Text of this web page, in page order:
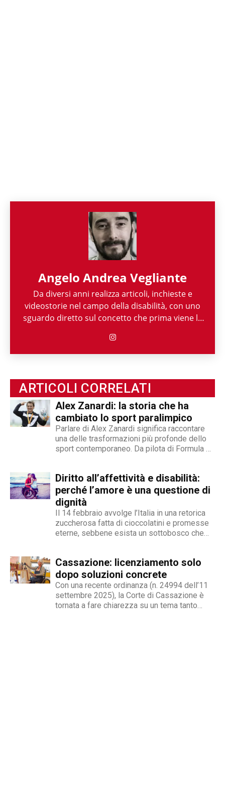
Angelo Andrea Vegliante
Da diversi anni realizza articoli, inchieste e
videostorie nel campo della disabilità, con uno
sguardo diretto sul concetto che prima viene la
esperienza nel mondo associazionistico italiano
e internazionale, Angelo Andrea Vegliante ha
ottenendo capacità eclettiche che gli
permettono di spaziare tra giornalismo,
videogiornalismo e speakeraggio radiofonico. La
sua impronta stilistica è da sempre al servizio
dei temi sociali: si fa portavoce delle fasce più
deboli della società, spinto dall'irrefrenabile
curiosità. L’immancabile sete di verità lo
checking in campo giornalistico e come capo
redattore del nostro magazine online.
ARTICOLI CORRELATI
Alex Zanardi: la storia che ha
cambiato lo sport paralimpico
Parlare di Alex Zanardi significa raccontare
una delle trasformazioni più profonde dello
sport contemporaneo. Da pilota di Formula 1
racconto di Abilitychannel. Dalla Formula 1
all’handbike: cosa è successo Il 15
settembre 2001,...
Diritto all’affettività e disabilità:
perché l’amore è una questione di
dignità
Il 14 febbraio avvolge l’Italia in una retorica
zuccherosa fatta di cioccolatini e promesse
eterne, sebbene esista un sottobosco che
un’opzione commerciale né un dato di di fatto,
ma...
Cassazione: licenziamento solo
dopo soluzioni concrete
Con una recente ordinanza (n. 24994 dell’11
settembre 2025), la Corte di Cassazione è
tornata a fare chiarezza su un tema tanto